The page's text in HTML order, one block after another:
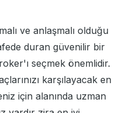
ve anlaşmalı olduğu
duran güvenilir bir
seçmek önemlidir.
karşılayacak en
için alanında uzman